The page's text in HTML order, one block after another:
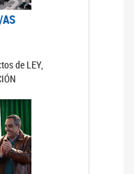
AS
de LEY,